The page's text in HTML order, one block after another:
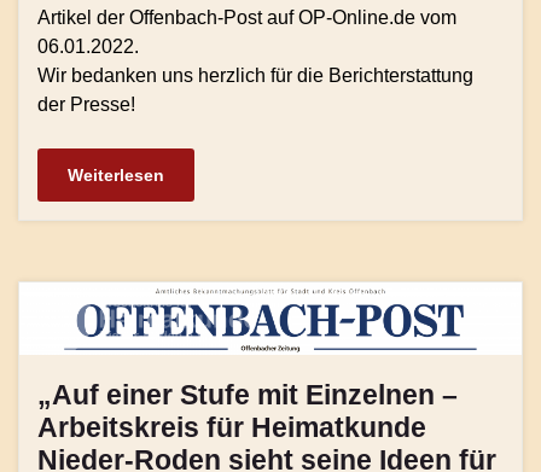
Artikel der Offenbach-Post auf OP-Online.de vom
06.01.2022.
Wir bedanken uns herzlich für die Berichterstattung
der Presse!
Weiterlesen
„Auf einer Stufe mit Einzelnen –
Arbeitskreis für Heimatkunde
Nieder-Roden sieht seine Ideen für